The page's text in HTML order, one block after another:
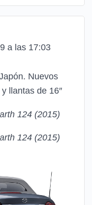
a las 17:03
Nuevos
llantas de 16″